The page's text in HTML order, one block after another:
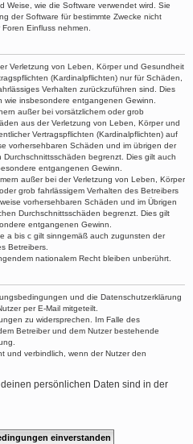
Weise, wie die Software verwendet wird. Sie
der Software für bestimmte Zwecke nicht
Einfluss nehmen.
Verletzung von Leben, Körper und Gesundheit
(Kardinalpflichten) nur für Schäden,
Verhalten zurückzuführen sind. Dies
insbesondere entgangenen Gewinn.
außer bei vorsätzlichem oder grob
aus der Verletzung von Leben, Körper und
Vertragspflichten (Kardinalpflichten) auf
vorhersehbaren Schäden und im übrigen der
begrenzt. Dies gilt auch
entgangenen Gewinn.
außer bei der Verletzung von Leben, Körper
grob fahrlässigem Verhalten des Betreibers
vorhersehbaren Schäden und im Übrigen
Durchschnittsschäden begrenzt. Dies gilt
entgangenen Gewinn.
a bis c gilt sinngemäß auch zugunsten der
Betreibers.
nationalem Recht bleiben unberührt.
und die Datenschutzerklärung
per E-Mail mitgeteilt.
zu widersprechen. Im Falle des
Betreiber und dem Nutzer bestehende
und verbindlich, wenn der Nutzer den
persönlichen Daten sind in der